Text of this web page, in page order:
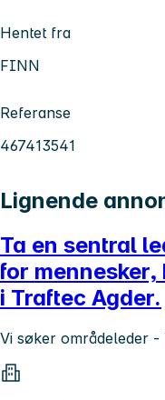
Hentet fra
FINN
Referanse
467413541
Lignende
Ta en sentral
for
i Traftec Agder.
Vi søker områdeleder